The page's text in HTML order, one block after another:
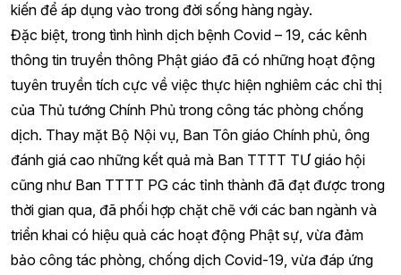
kiến để áp dụng vào trong đời sống hàng ngày.
Đặc biệt, trong tình hình dịch bệnh Covid – 19, các kênh
thông tin truyền thông Phật giáo đã có những hoạt động
tuyên truyền tích cực về việc thực hiện nghiêm các chỉ thị
của Thủ tướng Chính Phủ trong công tác phòng chống
dịch. Thay mặt Bộ Nội vụ, Ban Tôn giáo Chính phủ, ông
đánh giá cao những kết quả mà Ban TTTT TƯ giáo hội
cũng như Ban TTTT PG các tỉnh thành đã đạt được trong
thời gian qua, đã phối hợp chặt chẽ với các ban ngành và
triển khai có hiệu quả các hoạt động Phật sự, vừa đảm
bảo công tác phòng, chống dịch Covid-19, vừa đáp ứng